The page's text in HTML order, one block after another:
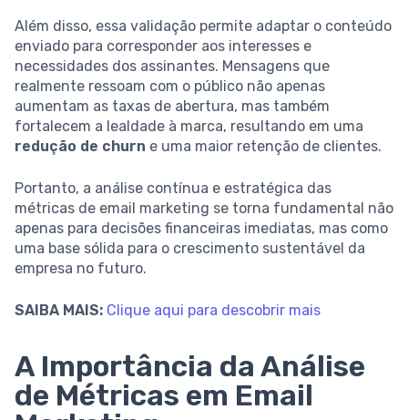
Além disso, essa validação permite adaptar o conteúdo
enviado para corresponder aos interesses e
necessidades dos assinantes. Mensagens que
realmente ressoam com o público não apenas
aumentam as taxas de abertura, mas também
fortalecem a lealdade à marca, resultando em uma
redução de churn e uma maior retenção de clientes.
Portanto, a análise contínua e estratégica das
métricas de email marketing se torna fundamental não
apenas para decisões financeiras imediatas, mas como
uma base sólida para o crescimento sustentável da
empresa no futuro.
SAIBA MAIS: Clique aqui para descobrir mais
A Importância da Análise
de Métricas em Email